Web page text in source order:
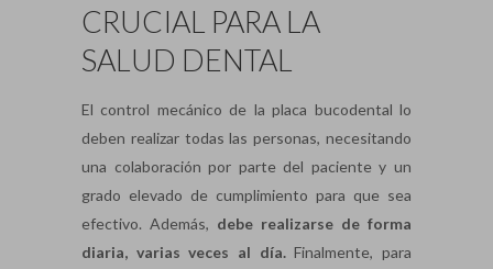
CRUCIAL PARA LA
SALUD DENTAL
El control mecánico de la placa bucodental lo
deben realizar todas las personas, necesitando
una colaboración por parte del paciente y un
grado elevado de cumplimiento para que sea
efectivo. Además, debe realizarse de forma
diaria, varias veces al día.Finalmente, para